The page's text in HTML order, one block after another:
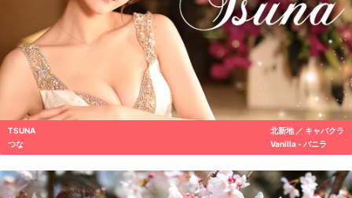
TSUNA
つな
北新地 ／ キャバクラ
Vanilla - バニラ